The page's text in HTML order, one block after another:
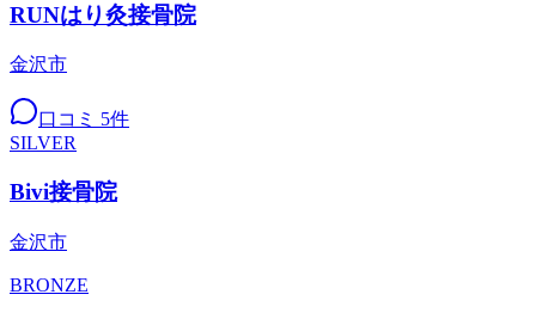
RUNはり灸接骨院
金沢市
口コミ 5件
SILVER
Bivi接骨院
金沢市
BRONZE